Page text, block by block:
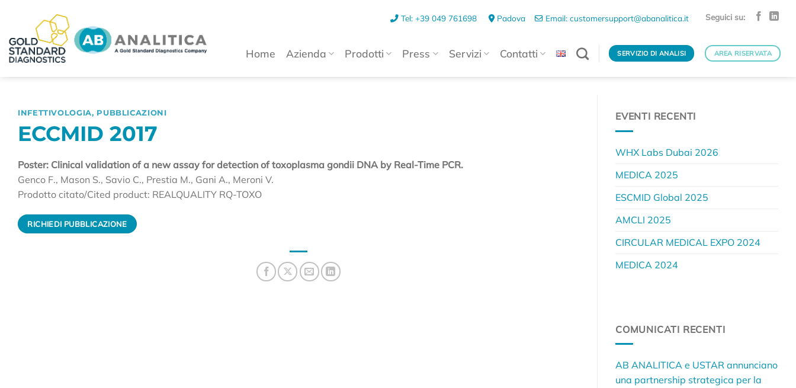
contenuti
Tel: +39 049 761698 Padova Email: customersupport@abanalitica.it Seguici su:
Home Azienda Prodotti Press Servizi Contatti SERVIZIO DI ANALISI AREA RISERVATA
INFETTIVOLOGIA, PUBBLICAZIONI
ECCMID 2017
Poster: Clinical validation of a new assay for detection of toxoplasma gondii DNA by Real-Time PCR.
Genco F., Mason S., Savio C., Prestia M., Gani A., Meroni V.
Prodotto citato/Cited product: REALQUALITY RQ-TOXO
RICHIEDI PUBBLICAZIONE
EVENTI RECENTI
WHX Labs Dubai 2026
MEDICA 2025
ESCMID Global 2025
AMCLI 2025
CIRCULAR MEDICAL EXPO 2024
MEDICA 2024
COMUNICATI RECENTI
AB ANALITICA e USTAR annunciano
una partnership strategica per la